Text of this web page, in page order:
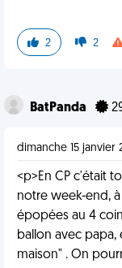
2 2
BatPanda
dimanche 15 janvier
<p>En CP c'était
notre week-end,
épopées au 4
ballon avec papa,
maison" . On